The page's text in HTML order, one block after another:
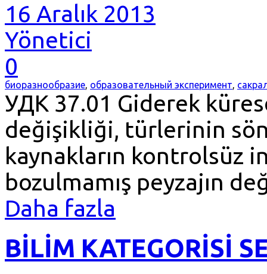
16 Aralık 2013
Yönetici
0
биоразнообразие, образовательный эксперимент,
УДК 37.01 Giderek
değişikliği, türlerinin
kaynakların kontrolsüz
bozulmamış peyzajın
Daha fazla
BİLİM KATEGORİSİ